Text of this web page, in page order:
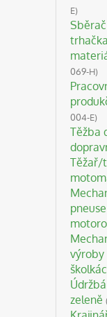
E)
069-H)
004-E)
Těžba
Těžař/
výroby
zeleně